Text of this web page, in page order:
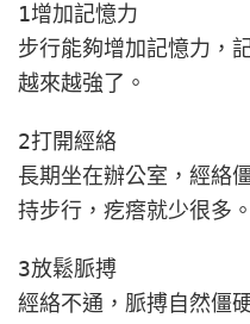
1增加記憶力
步行能夠增加記憶力，
越來越強了。
2打開經絡
長期坐在辦公室，經絡
持步行，疙瘩就少很多。
3放鬆脈搏
經絡不通，脈搏自然僵